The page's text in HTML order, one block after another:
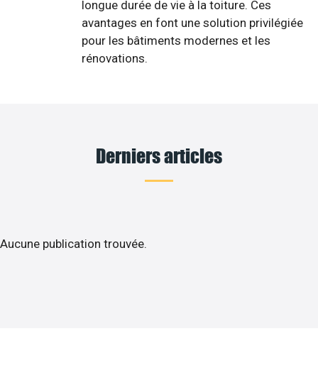
longue durée de vie à la toiture. Ces
avantages en font une solution privilégiée
pour les bâtiments modernes et les
rénovations.
Derniers articles
Aucune publication trouvée.